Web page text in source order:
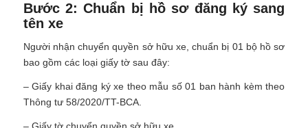
Bước 2: Chuẩn bị hồ sơ đăng ký sang
tên xe
Người nhận chuyển quyền sở hữu xe, chuẩn bị 01 bộ hồ sơ
bao gồm các loại giấy tờ sau đây:
– Giấy khai đăng ký xe theo mẫu số 01 ban hành kèm theo
Thông tư 58/2020/TT-BCA.